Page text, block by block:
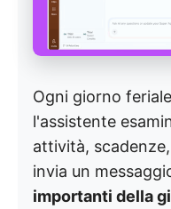
Ogni giorno
l'assistente
attività,
invia un
importanti della